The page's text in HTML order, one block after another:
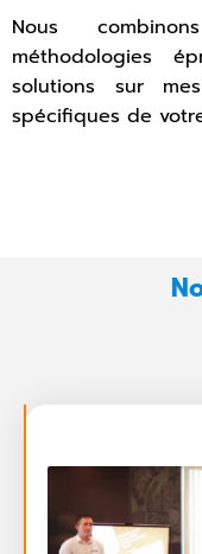
Nous
méthodologies
solutions sur
spécifiques de